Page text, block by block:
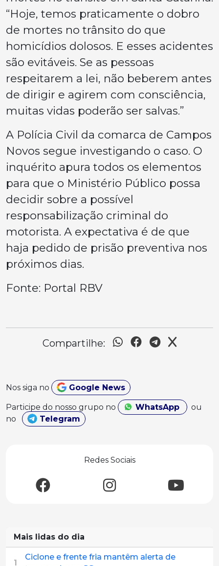
“Hoje, temos praticamente o dobro
de mortes no trânsito do que
homicídios dolosos. E esses acidentes
são evitáveis. Se as pessoas
respeitarem a lei, não beberem antes
de dirigir e agirem com consciência,
muitas vidas poderão ser salvas.”
A Polícia Civil da comarca de Campos
Novos segue investigando o caso. O
inquérito apura todos os elementos
para que o Ministério Público possa
decidir sobre a possível
responsabilização criminal do
motorista. A expectativa é de que
haja pedido de prisão preventiva nos
próximos dias.
Fonte: Portal RBV
Compartilhe:
Nos siga no Google News
Participe do nosso grupo no WhatsApp
ou
no
Telegram
Redes Sociais
Mais lidas do dia
1
Ciclone e frente fria mantêm alerta de